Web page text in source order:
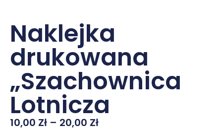
Naklejka
drukowana
„Szachownica
Lotnicza
10,00 Zł – 20,00 Zł